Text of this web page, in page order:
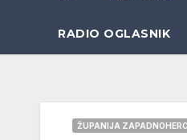
RADIO OGLASNIK
ŽUPANIJA